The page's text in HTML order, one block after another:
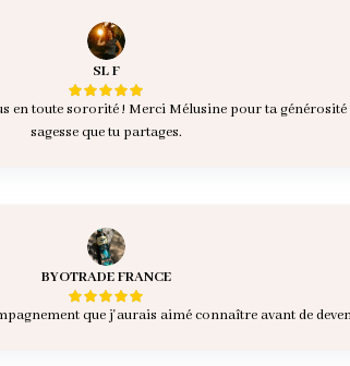
SL F
en toute sororité ! Merci Mélusine pour ta générosité
sagesse que tu partages.
BYOTRADE FRANCE
que j'aurais aimé connaître avant de